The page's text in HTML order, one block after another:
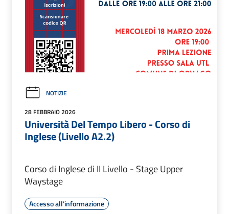
NOTIZIE
28 FEBBRAIO 2026
Università Del Tempo Libero - Corso di
Inglese (Livello A2.2)
Corso di Inglese di II Livello - Stage Upper
Waystage
Accesso all'informazione